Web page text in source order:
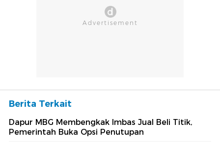
Berita Terkait
Dapur MBG Membengkak Imbas Jual Beli Titik,
Pemerintah Buka Opsi Penutupan